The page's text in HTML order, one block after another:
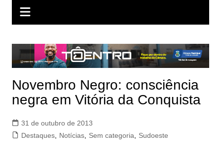
Novembro Negro: consciência
negra em Vitória da Conquista
31 de outubro de 2013
Destaques, Notícias, Sem categoria, Sudoeste